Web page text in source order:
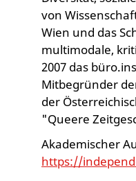
von
Wien und das
multimodale,
2007 das
Mitbegründer
der
"Queere
Akademischer
https://